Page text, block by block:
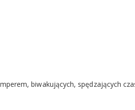
biwakujących, spędzających